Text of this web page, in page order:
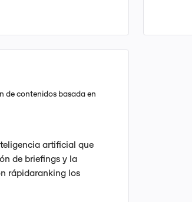
de contenidos basada en
artificial que
de briefings y la
rápidaranking los